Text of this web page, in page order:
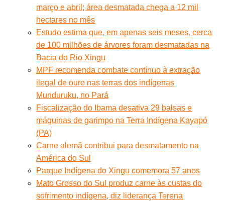
março e abril; área desmatada chega a 12 mil
hectares no mês
Estudo estima que, em apenas seis meses, cerca
de 100 milhões de árvores foram desmatadas na
Bacia do Rio Xingu
MPF recomenda combate contínuo à extração
ilegal de ouro nas terras dos indígenas
Munduruku, no Pará
Fiscalização do Ibama desativa 29 balsas e
máquinas de garimpo na Terra Indígena Kayapó
(PA)
Carne alemã contribui para desmatamento na
América do Sul
Parque Indígena do Xingu comemora 57 anos
Mato Grosso do Sul produz carne às custas do
sofrimento indígena, diz liderança Terena